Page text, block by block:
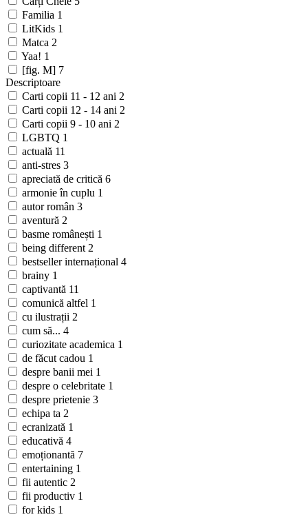
Familia 1
LitKids 1
Matca 2
Yaa! 1
[fig. M] 7
Descriptoare
Carti copii 11 - 12 ani 2
Carti copii 12 - 14 ani 2
Carti copii 9 - 10 ani 2
LGBTQ 1
actuală 11
anti-stres 3
apreciată de critică 6
armonie în cuplu 1
autor român 3
aventură 2
basme românești 1
being different 2
bestseller internațional 4
brainy 1
captivantă 11
comunică altfel 1
cu ilustrații 2
cum să... 4
curiozitate academica 1
de făcut cadou 1
despre banii mei 1
despre o celebritate 1
despre prietenie 3
echipa ta 2
ecranizată 1
educativă 4
emoționantă 7
entertaining 1
fii autentic 2
fii productiv 1
for kids 1